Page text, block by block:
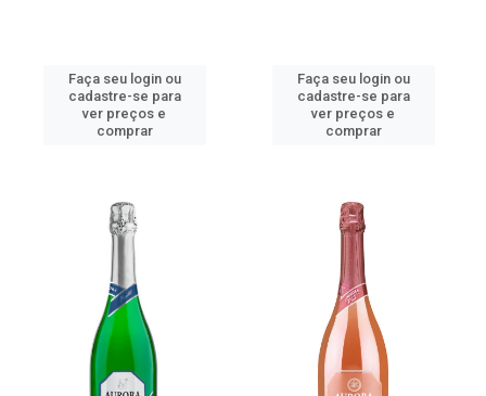
Faça seu login ou
cadastre-se para
ver preços e
comprar
Faça seu login ou
cadastre-se para
ver preços e
comprar